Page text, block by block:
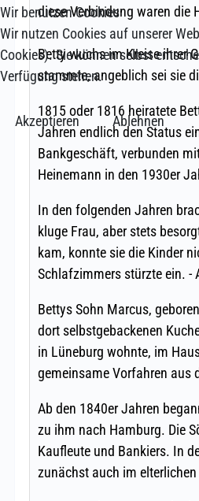
Wir benutzen Cookies
Wir nutzen Cookies auf unserer
Cookies). Sie können selbst
Verfügung stehen.
Akzeptieren
Ablehnen